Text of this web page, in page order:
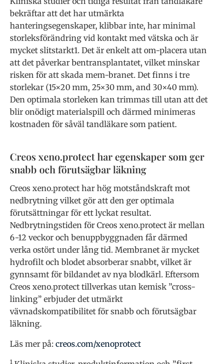
bekräftar att det har utmärkta
hanteringsegenskaper, klibbar inte, har minimal
storleksförändring vid kontakt med vätska och är
mycket slitstarkt1. Det är enkelt att om-placera utan
att det påverkar bentransplantatet, vilket minskar
risken för att skada mem-branet. Det finns i tre
storlekar (15×20 mm, 25×30 mm, and 30×40 mm).
Den optimala storleken kan trimmas till utan att det
blir onödigt materialspill och därmed minimeras
kostnaden för såväl tandläkare som patient.
Creos xeno.protect har egenskaper som ger
snabb och förutsägbar läkning
Creos xeno.protect har hög motståndskraft mot
nedbrytning vilket gör att den ger optimala
förutsättningar för ett lyckat resultat.
Nedbrytningstiden för Creos xeno.protect är mellan
6-12 veckor och benuppbyggnaden får därmed
verka ostört under lång tid. Membranet är mycket
hydrofilt och blodet absorberar snabbt, vilket är
gynnsamt för bildandet av nya blodkärl. Eftersom
Creos xeno.protect tillverkas utan kemisk ”cross-
linking” erbjuder det utmärkt
vävnadskompatibilitet för snabb och förutsägbar
läkning.
Läs mer på: creos.com/xenoprotect
1